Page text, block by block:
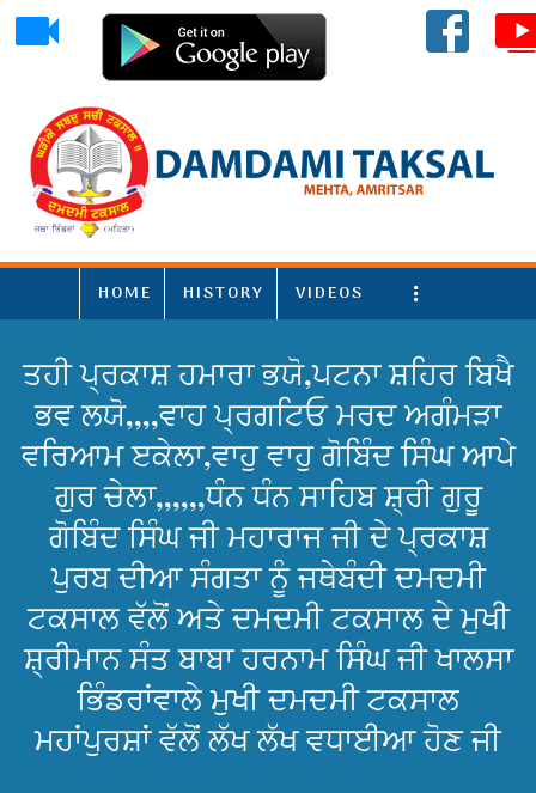
HOME HISTORY VIDEOS More
ਤਹੀ ਪ੍ਰਕਾਸ਼ ਹਮਾਰਾ ਭਯੋ,ਪਟਨਾ ਸ਼ਹਿਰ ਬਿਖੈ
ਭਵ ਲਯੋ,,,,ਵਾਹ ਪ੍ਰਗਟਿਓ ਮਰਦ ਅਗੰਮੜਾ
ਵਰਿਆਮ ੲਕੇਲਾ,ਵਾਹੁ ਵਾਹੁ ਗੋਬਿੰਦ ਸਿੰਘ ਆਪੇ
ਗੁਰ ਚੇਲਾ,,,,,,ਧੰਨ ਧੰਨ ਸਾਹਿਬ ਸ਼੍ਰੀ ਗੁਰੂ
ਗੋਬਿੰਦ ਸਿੰਘ ਜੀ ਮਹਾਰਾਜ ਜੀ ਦੇ ਪ੍ਰਕਾਸ਼
ਪੁਰਬ ਦੀਆ ਸੰਗਤਾ ਨੂੰ ਜਥੇਬੰਦੀ ਦਮਦਮੀ
ਟਕਸਾਲ ਵੱਲੋਂ ਅਤੇ ਦਮਦਮੀ ਟਕਸਾਲ ਦੇ ਮੁਖੀ
ਸ਼੍ਰੀਮਾਨ ਸੰਤ ਬਾਬਾ ਹਰਨਾਮ ਸਿੰਘ ਜੀ ਖਾਲਸਾ
ਭਿੰਡਰਾਂਵਾਲੇ ਮੁਖੀ ਦਮਦਮੀ ਟਕਸਾਲ
ਮਹਾਂਪੁਰਸ਼ਾਂ ਵੱਲੋਂ ਲੱਖ ਲੱਖ ਵਧਾਈਆ ਹੋਣ ਜੀ